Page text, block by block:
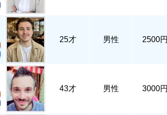
25才 男性 2500円
43才 男性 3000円